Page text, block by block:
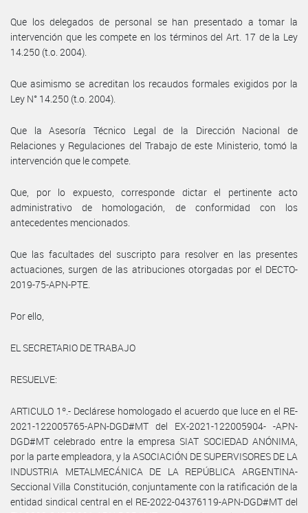
Que los delegados de personal se han presentado a tomar la
intervención que les compete en los términos del Art. 17 de la Ley
14.250 (t.o. 2004).
Que asimismo se acreditan los recaudos formales exigidos por la
Ley N° 14.250 (t.o. 2004).
Que la Asesoría Técnico Legal de la Dirección Nacional de
Relaciones y Regulaciones del Trabajo de este Ministerio, tomó la
intervención que le compete.
Que, por lo expuesto, corresponde dictar el pertinente acto
administrativo de homologación, de conformidad con los
antecedentes mencionados.
Que las facultades del suscripto para resolver en las presentes
actuaciones, surgen de las atribuciones otorgadas por el DECTO-
2019-75-APN-PTE.
Por ello,
EL SECRETARIO DE TRABAJO
RESUELVE:
ARTICULO 1º.- Declárese homologado el acuerdo que luce en el RE-
2021-122005765-APN-DGD#MT del EX-2021-122005904- -APN-
DGD#MT celebrado entre la empresa SIAT SOCIEDAD ANÓNIMA,
por la parte empleadora, y la ASOCIACIÓN DE SUPERVISORES DE LA
INDUSTRIA METALMECÁNICA DE LA REPÚBLICA ARGENTINA-
Seccional Villa Constitución, conjuntamente con la ratificación de la
entidad sindical central en el RE-2022-04376119-APN-DGD#MT del